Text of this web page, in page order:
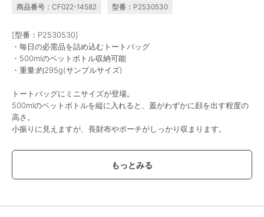
商品番号：CF022-14582 型番：P2530530
[型番：P2530530]
・毎日の必需品を詰め込むトートバッグ
・500mlのペットボトル収納可能
・重量:約295g(サンプルサイズ)
トートバッグにミニサイズが登場。
500mlのペットボトルを縦に入れると、蓋がわずかに顔を出す程度の
高さ。
小振りに見えますが、長財布やポーチがしっかり収まります。
シンプルなボディに映える編みこまれたハンドルがデザインのアクセ
裏地なしで作られているためとても軽量。